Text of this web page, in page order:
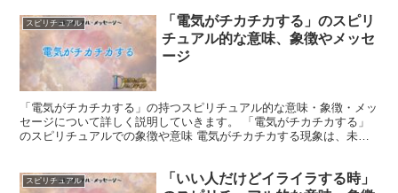
スピリチュアル
「電気がチカチカする」のスピリ
チュアル的な意味、象徴やメッセ
ージ
「電気がチカチカする」の持つスピリチュアル的な意味・象徴・メッ
セージについて詳しく説明していきます。 「電気がチカチカする」
のスピリチュアルでの象徴や意味 電気がチカチカする現象は、未来
スピリチュアル
「いい人だけどイライラする時」